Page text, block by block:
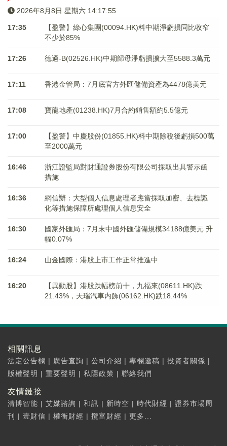
2026年8月8日 星期六 14:17:55
17:35
【盈警】綠心集團(00094.HK)料中期淨虧損同比收窄
不少於85%
17:26 德適-B(02526.HK)中期歸母淨虧損擴大至5588.3萬元
17:11 香港金管局：7月底官方外匯儲備資產為4478億美元
17:08 寶龍地產(01238.HK)7月合約銷售額約5.5億元
17:00
【盈警】中慶股份(01855.HK)料中期除稅後虧損500萬
至2000萬元
16:46
浙江證監局對財通證券股份有限公司採取出具警示函
措施
16:36
網信辦：大型個人信息處理者應當採取加密、去標識
化等措施保障所處理個人信息安全
16:30
國家外匯局：7月末中國外匯儲備規模34188億美元 升
幅0.07%
16:24 山金國際：港股上市工作正常推進中
16:20
【異動股】港股跌幅榜前十，九福來(08611.HK)跌
21.43%，天瑞汽車内飾(06162.HK)跌18.44%
相關訊息
法定公告欄 | 廣告查詢 | 公司介紹 | 專欄邀稿 | 投資者關係 |
版權聲明 | 重要聲明 | 私隱政策 | 聯絡我們
友情鏈接
清博智能 | 艾媒諮詢 | 和訊 | 新時空 | 時代財經 | 證券市場周
刊
| 壹財信 | 權衡財經 | 攬富財經 | 更多...